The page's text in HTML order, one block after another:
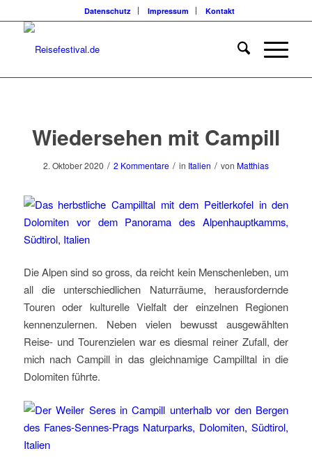
Datenschutz Impressum Kontakt
Wiedersehen mit Campill
2. Oktober 2020 / 2 Kommentare / in Italien / von Matthias
Die Alpen sind so gross, da reicht kein Menschenleben, um
all die unterschiedlichen Naturräume, herausfordernde
Touren oder kulturelle Vielfalt der einzelnen Regionen
kennenzulernen. Neben vielen bewusst ausgewählten
Reise- und Tourenzielen war es diesmal reiner Zufall, der
mich nach Campill in das gleichnamige Campilltal in die
Dolomiten führte.